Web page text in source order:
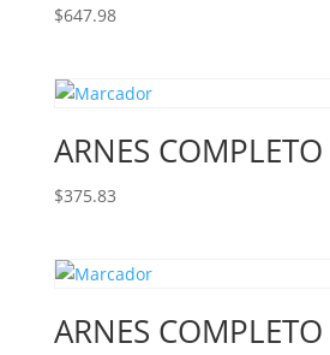
$647.98
ARNES COMPLETO
$375.83
ARNES COMPLETO